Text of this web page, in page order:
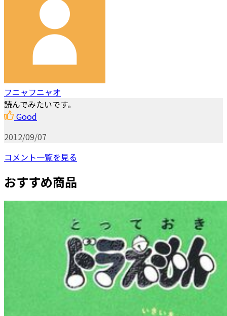
フニャフニャオ
読んでみたいです。
Good
2012/09/07
コメント一覧を見る
おすすめ商品